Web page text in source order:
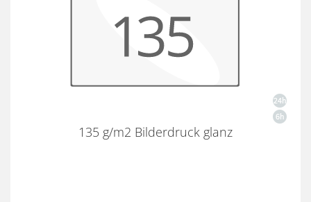
135 g/m2 Bilderdruck glanz